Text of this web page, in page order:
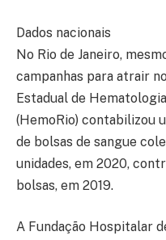
Dados nacionais
No Rio de Janeiro,
campanhas para atrair
Estadual de
(HemoRio) contabilizou
de bolsas de sangue
unidades, em 2020,
bolsas, em 2019.
A Fundação Hospitalar